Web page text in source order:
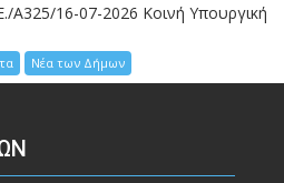
Α325/16-07-2026 Κοινή Υπουργική
Νέα των Δήμων